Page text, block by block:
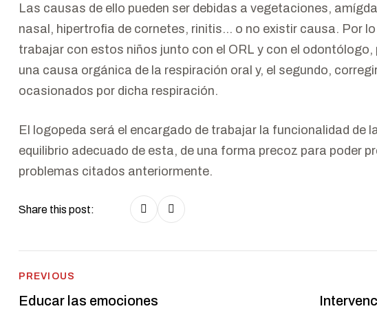
Las causas de ello pueden ser debidas a vegetaciones,
nasal, hipertrofia de cornetes, rinitis… o no existir causa. Por
trabajar con estos niños junto con el ORL y con el
una causa orgánica de la respiración oral y, el segundo,
ocasionados por dicha respiración.
El logopeda será el encargado de trabajar la funcionalidad de
equilibrio adecuado de esta, de una forma precoz para poder
problemas citados anteriormente.
Share this post:
Post
PREVIOUS
Educar las emociones